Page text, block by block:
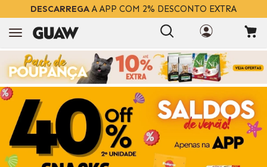
DESCARREGAA APP COM 2% DESCONTO EXTRA